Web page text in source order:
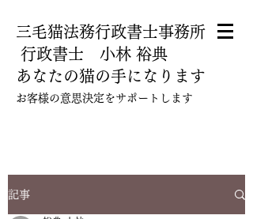
三毛猫法務行政書士事務所
​ 行政書士 小林 裕典
あなたの猫の手になります
​お客様の意思決定をサポートします
記事